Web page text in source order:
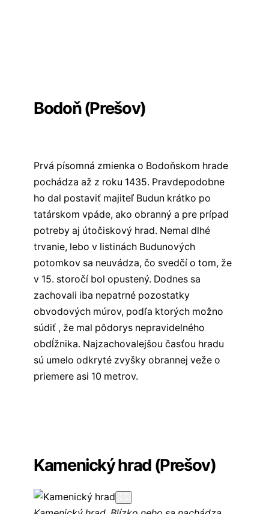
Bodoň (Prešov)
Prvá písomná zmienka o Bodoňskom hrade
pochádza až z roku 1435. Pravdepodobne
ho dal postaviť majiteľ Budun krátko po
tatárskom vpáde, ako obranný a pre prípad
potreby aj útočiskový hrad. Nemal dlhé
trvanie, lebo v listinách Budunových
potomkov sa neuvádza, čo svedčí o tom, že
v 15. storočí bol opustený. Dodnes sa
zachovali iba nepatrné pozostatky
obvodových múrov, podľa ktorých možno
súdiť , že mal pôdorys nepravidelného
obdĺžnika. Najzachovalejšou časťou hradu
sú umelo odkryté zvyšky obrannej veže o
priemere asi 10 metrov.
Kamenický hrad (Prešov)